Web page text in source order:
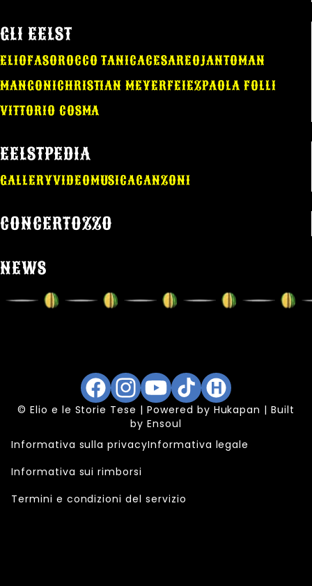
GLI EELST
ELIOFASOROCCO TANICACESAREOJANTOMAN
MANGONICHRISTIAN MEYERFEIEZPAOLA FOLLI
VITTORIO COSMA
EELSTPEDIA
GALLERYVIDEOMUSICACANZONI
CONCERTOZZO
NEWS
FacebookInstagram
YouTubeTikTokHukapan
© Elio e le Storie Tese | Powered by Hukapan | Built
byEnsoul
Informativa sulla privacyInformativa legale
Informativa sui rimborsi
Termini e condizioni del servizio